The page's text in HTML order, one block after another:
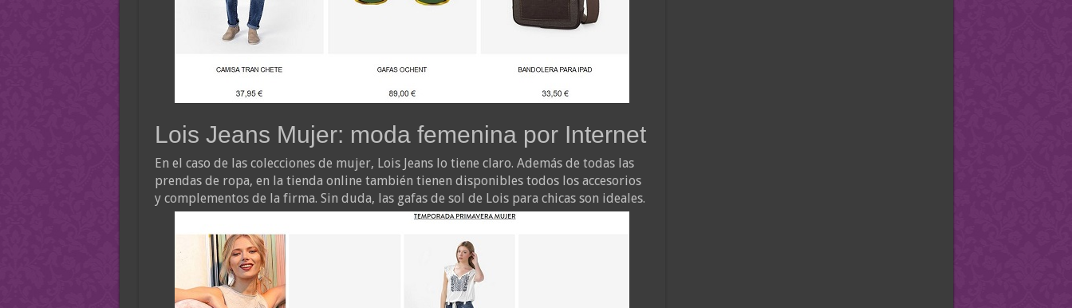
Lois Jeans Mujer: moda femenina por Internet
En el caso de las colecciones de mujer, Lois Jeans lo tiene claro. Además de todas las
prendas de ropa, en la tienda online también tienen disponibles todos los accesorios
y complementos de la firma. Sin duda, las gafas de sol de Lois para chicas son ideales.